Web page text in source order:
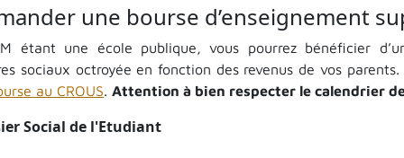
une bourse d’enseignement
étant une école publique, vous pourrez bénéficier
sociaux octroyée en fonction des revenus de vos
au CROUS
Attention à bien respecter le calendrier
Social de l'Etudiant